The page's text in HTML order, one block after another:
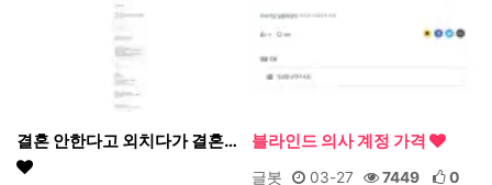
결혼 안한다고 외치다가 결혼… 블라인드 의사 계정 가격
글봇 03-27 7449
0